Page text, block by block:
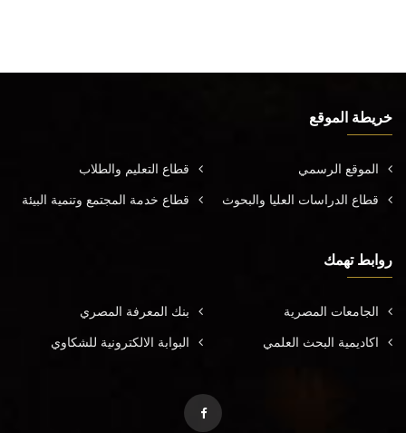
خريطة الموقع
الموقع الرسمي قطاع التعليم والطلاب
قطاع الدراسات العليا والبحوث قطاع خدمة المجتمع وتنمية البيئة
روابط تهمك
الجامعات المصرية بنك المعرفة المصري
اكاديمية البحث العلمي البوابة الالكترونية للشكاوي